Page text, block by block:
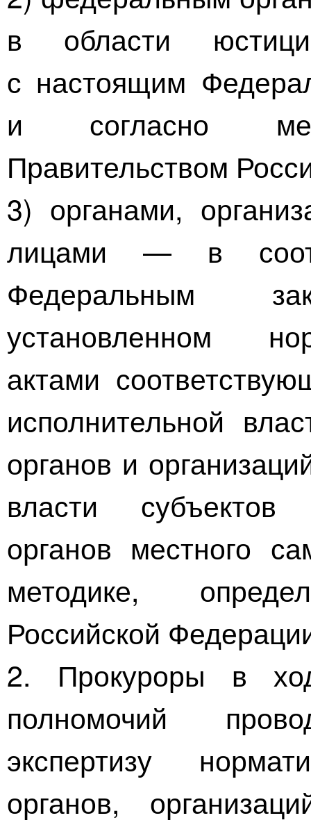
в области
с настоящим
и согласно
Правительством
3) органами,
лицами — в
Федеральным
установленном
актами
исполнительной
органов и
власти субъектов
органов местного
методике,
Российской
2. Прокуроры в
полномочий
экспертизу
органов,